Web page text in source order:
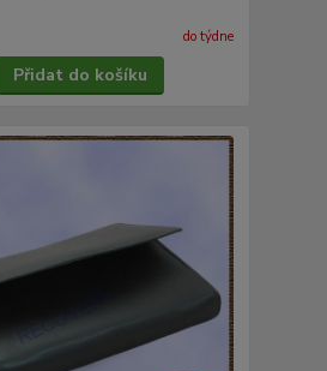
do týdne
Přidat do košíku